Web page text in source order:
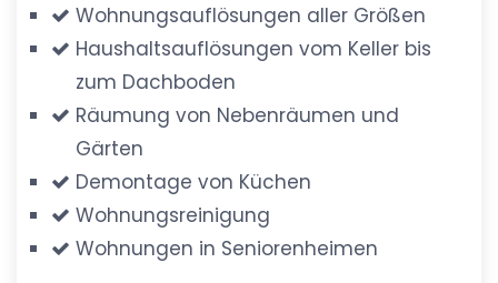
Wohnungsauflösungen aller Größen
Haushaltsauflösungen vom Keller bis
zum Dachboden
Räumung von Nebenräumen und
Gärten
Demontage von Küchen
Wohnungsreinigung
Wohnungen in Seniorenheimen